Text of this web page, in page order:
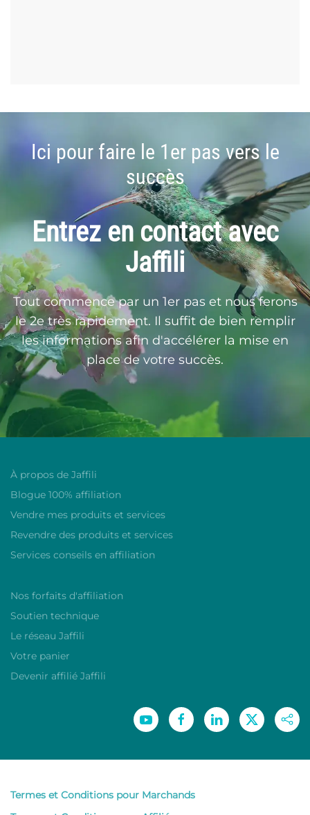
Ici pour faire le 1er pas vers le
succès
Entrez en contact avec
Jaffili
Tout commence par un 1er pas et nous ferons
le 2e très rapidement. Il suffit de bien remplir
les informations afin d'accélérer la mise en
place de votre succès.
À propos de Jaffili
Blogue 100% affiliation
Vendre mes produits et services
Revendre des produits et services
Services conseils en affiliation
Nos forfaits d'affiliation
Soutien technique
Le réseau Jaffili
Votre panier
Devenir affilié Jaffili
Termes et Conditions pour Marchands